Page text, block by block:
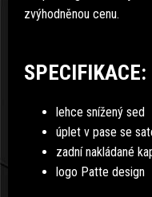
zvýhodněnou cenu.
SPECIFIKACE:
lehce snížený sed
úplet v pase se
zadní nakládané
logo Patte design